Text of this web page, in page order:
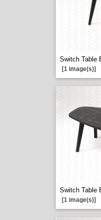
Switch Table
[1 image(s)]
Switch Table
[1 image(s)]